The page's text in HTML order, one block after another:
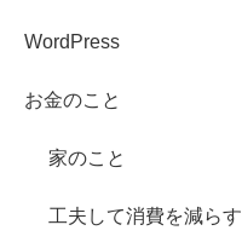
WordPress
お金のこと
家のこと
工夫して消費を減らす